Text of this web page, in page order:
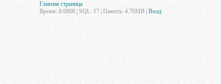
Главная страница
Время: 0.0808 | SQL: 17 | Память: 4.76MB Вход